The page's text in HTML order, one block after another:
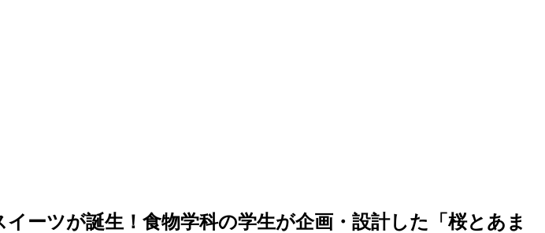
ーツが誕生！食物学科の学生が企画・設計した「桜とあま